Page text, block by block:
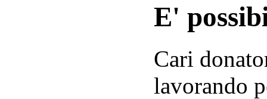
E'
Cari
lavorando